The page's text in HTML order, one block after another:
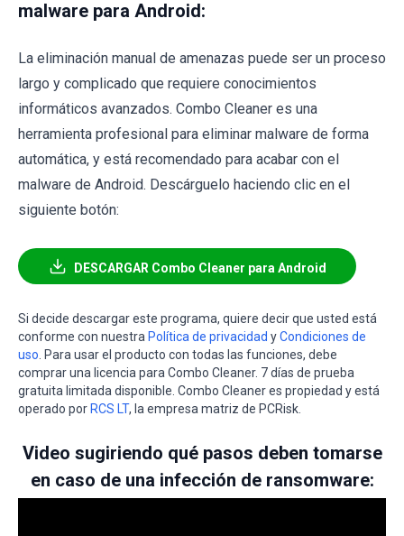
malware para Android:
La eliminación manual de amenazas puede ser un proceso
largo y complicado que requiere conocimientos
informáticos avanzados. Combo Cleaner es una
herramienta profesional para eliminar malware de forma
automática, y está recomendado para acabar con el
malware de Android. Descárguelo haciendo clic en el
siguiente botón:
DESCARGAR Combo Cleaner para Android
Si decide descargar este programa, quiere decir que usted está
conforme con nuestra Política de privacidad yCondiciones de
uso . Para usar el producto con todas las funciones, debe
comprar una licencia para Combo Cleaner. 7 días de prueba
gratuita limitada disponible. Combo Cleaner es propiedad y está
operado por RCS LT, la empresa matriz de PCRisk.
Video sugiriendo qué pasos deben tomarse
en caso de una infección de ransomware: